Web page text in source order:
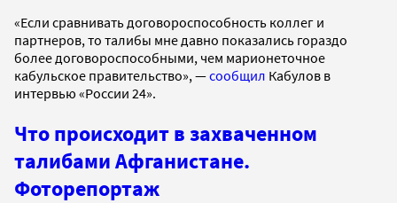
«Если сравнивать договороспособность коллег и
партнеров, то талибы мне давно показались гораздо
более договороспособными, чем марионеточное
кабульское правительство», —сообщил Кабулов в
интервью «России 24».
Что происходит в захваченном
талибами Афганистане.
Фоторепортаж